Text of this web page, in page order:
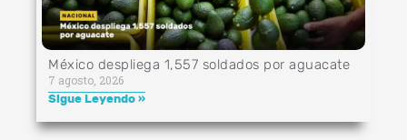
México despliega 1,557 soldados por aguacate
7 agosto, 2026
Sigue Leyendo »